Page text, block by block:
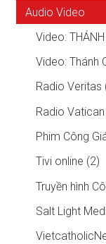
Audio Video
Video:
Video: Thánh
Radio Veritas
Radio
Phim Công
Tivi online (2)
Truyền hình
Salt Light